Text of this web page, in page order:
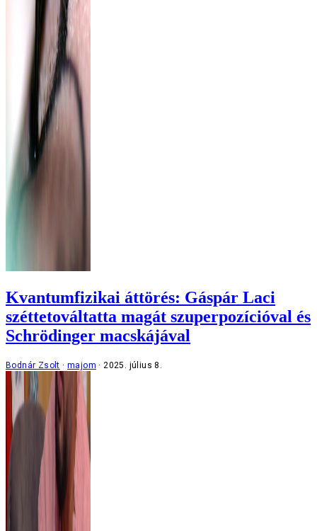
Kvantumfizikai áttörés: Gáspár Laci
széttetováltatta magát szuperpozícióval és
Schrödinger macskájával
Bodnár Zsolt majom 2025. július 8.